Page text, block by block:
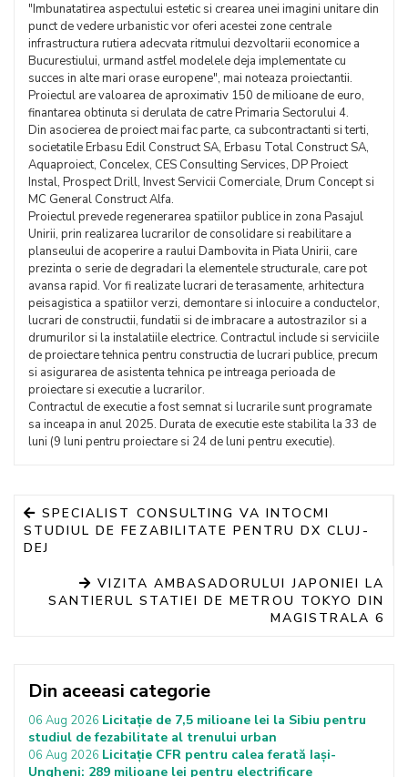
"Imbunatatirea aspectului estetic si crearea unei imagini unitare din
punct de vedere urbanistic vor oferi acestei zone centrale
infrastructura rutiera adecvata ritmului dezvoltarii economice a
Bucurestiului, urmand astfel modelele deja implementate cu
succes in alte mari orase europene", mai noteaza proiectantii.
Proiectul are valoarea de aproximativ 150 de milioane de euro,
finantarea obtinuta si derulata de catre Primaria Sectorului 4.
Din asocierea de proiect mai fac parte, ca subcontractanti si terti,
societatile Erbasu Edil Construct SA, Erbasu Total Construct SA,
Aquaproiect, Concelex, CES Consulting Services, DP Proiect
Instal, Prospect Drill, Invest Servicii Comerciale, Drum Concept si
MC General Construct Alfa.
Proiectul prevede regenerarea spatiilor publice in zona Pasajul
Unirii, prin realizarea lucrarilor de consolidare si reabilitare a
planseului de acoperire a raului Dambovita in Piata Unirii, care
prezinta o serie de degradari la elementele structurale, care pot
avansa rapid. Vor fi realizate lucrari de terasamente, arhitectura
peisagistica a spatiilor verzi, demontare si inlocuire a conductelor,
lucrari de constructii, fundatii si de imbracare a autostrazilor si a
drumurilor si la instalatiile electrice. Contractul include si serviciile
de proiectare tehnica pentru constructia de lucrari publice, precum
si asigurarea de asistenta tehnica pe intreaga perioada de
proiectare si executie a lucrarilor.
Contractul de executie a fost semnat si lucrarile sunt programate
sa inceapa in anul 2025. Durata de executie este stabilita la 33 de
luni (9 luni pentru proiectare si 24 de luni pentru executie).
SPECIALIST CONSULTING VA INTOCMI
STUDIUL DE FEZABILITATE PENTRU DX CLUJ-
DEJ
VIZITA AMBASADORULUI JAPONIEI LA
SANTIERUL STATIEI DE METROU TOKYO DIN
MAGISTRALA 6
Din aceeasi categorie
06 Aug 2026 Licitație de 7,5 milioane lei la Sibiu pentru
studiul de fezabilitate al trenului urban
06 Aug 2026 Licitație CFR pentru calea ferată Iași-
Ungheni: 289 milioane lei pentru electrificare